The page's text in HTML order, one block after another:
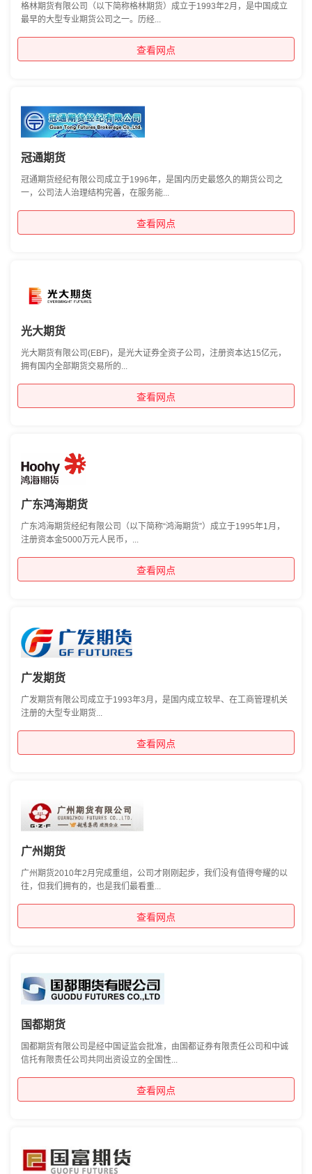
格林期货有限公司（以下简称格林期货）成立于1993年2月，是中国成立
最早的大型专业期货公司之一。历经...
查看网点
冠通期货
冠通期货经纪有限公司成立于1996年，是国内历史最悠久的期货公司之
一，公司法人治理结构完善，在服务能...
查看网点
光大期货
光大期货有限公司(EBF)，是光大证券全资子公司，注册资本达15亿元，
拥有国内全部期货交易所的...
查看网点
广东鸿海期货
广东鸿海期货经纪有限公司（以下简称“鸿海期货”）成立于1995年1月，
注册资本金5000万元人民币，...
查看网点
广发期货
广发期货有限公司成立于1993年3月，是国内成立较早、在工商管理机关
注册的大型专业期货...
查看网点
广州期货
广州期货2010年2月完成重组，公司才刚刚起步，我们没有值得夸耀的以
往，但我们拥有的，也是我们最看重...
查看网点
国都期货
国都期货有限公司是经中国证监会批准，由国都证券有限责任公司和中诚
信托有限责任公司共同出资设立的全国性...
查看网点